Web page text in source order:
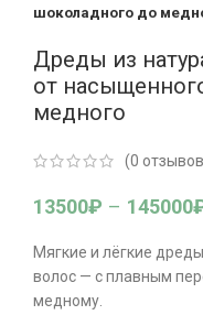
шоколадного до
Дреды из
от
медного
(0
13500₽ – 145000
Мягкие и лёгкие
волос — с плавным
медному.